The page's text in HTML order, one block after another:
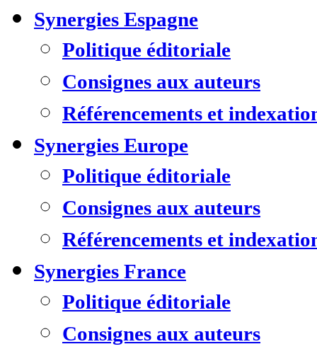
Synergies Espagne
Politique éditoriale
Consignes aux auteurs
Référencements et
Synergies Europe
Politique éditoriale
Consignes aux auteurs
Référencements et
Synergies France
Politique éditoriale
Consignes aux auteurs